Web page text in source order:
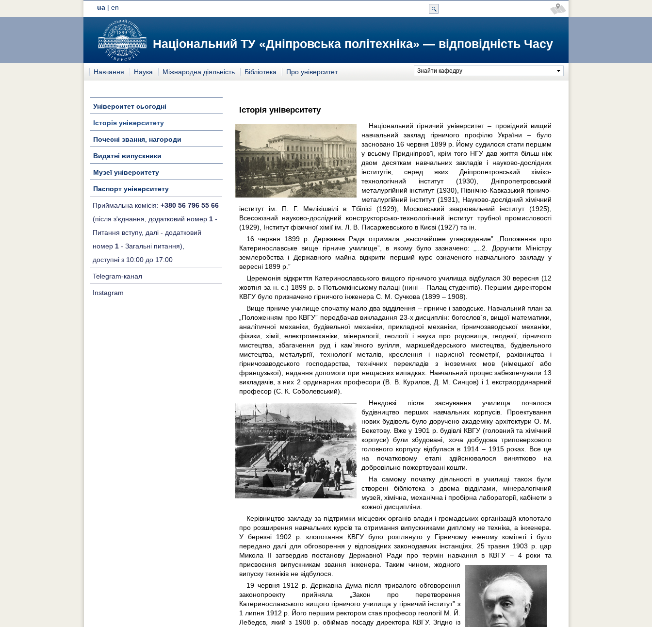
ua| en
Національний ТУ «Дніпровська політехніка» — відповідність Часу
Навчання Наука Міжнародна діяльність Бібліотека Про університет Знайти кафедру
Університет сьогодні
Історія університету
Почесні звання, нагороди
Видатні випускники
Музеї університету
Паспорт університету
Приймальна комісія: +380 56 796 55 66
(після з'єднання, додатковий номер 1 -
Питання вступу, далі - додатковий
номер 1 - Загальні питання),
доступні з 10:00 до 17:00
Telegram-канал
Instagram
Історія університету
Національний гірничий університет – провідний вищий
навчальний заклад гірничого профілю України – було
засновано 16 червня 1899 р. Йому судилося стати першим
у всьому Придніпров’ї, крім того НГУ дав життя більш ніж
двом десяткам навчальних закладів і науково-дослідних
інститутів, серед яких Дніпропетровський хіміко-
технологічний інститут (1930), Дніпропетровський
металургійний інститут (1930), Північно-Кавказький гірничо-
металургійний інститут (1931), Науково-дослідний хімічний
інститут ім. П. Г. Мелікішвілі в Тбілісі (1929), Московський зварювальний інститут (1925),
Всесоюзний науково-дослідний конструкторсько-технологічний інститут трубної промисловості
(1929), Інститут фізичної хімії ім. Л. В. Писаржевського в Києві (1927) та ін.
16 червня 1899 р. Державна Рада отримала „высочайшее утверждение” „Положення про
Катеринославське вище гірниче училище”, в якому було зазначено: „...2. Доручити Міністру
землеробства і Державного майна відкрити перший курс означеного навчального закладу у
вересні 1899 р.”
Церемонія відкриття Катеринославського вищого гірничого училища відбулася 30 вересня (12
жовтня за н. с.) 1899 р. в Потьомкінському палаці (нині – Палац студентів). Першим директором
КВГУ було призначено гірничого інженера С. М. Сучкова (1899 – 1908).
Вище гірниче училище спочатку мало два відділення – гірниче і заводське. Навчальний план за
„Положенням про КВГУ” передбачав викладання 23-х дисциплін: богослов`я, вищої математики,
аналітичної механіки, будівельної механіки, прикладної механіки, гірничозаводської механіки,
фізики, хімії, електромеханіки, мінералогії, геології і науки про родовища, геодезії, гірничого
мистецтва, збагачення руд і кам`яного вугілля, маркшейдерського мистецтва, будівельного
мистецтва, металургії, технології металів, креслення і нарисної геометрії, рахівництва і
гірничозаводського господарства, технічних перекладів з іноземних мов (німецької або
французької), надання допомоги при нещасних випадках. Навчальний процес забезпечували 13
викладачів, з них 2 ординарних професори (В. В. Курилов, Д. М. Синцов) і 1 екстраординарний
професор (С. К. Соболевський).
Невдовзі після заснування училища почалося
будівництво перших навчальних корпусів. Проектування
нових будівель було доручено академіку архітектури О. М.
Бекетову. Вже у 1901 р. будівлі КВГУ (головний та хімічний
корпуси) були збудовані, хоча добудова триповерхового
головного корпусу відбулася в 1914 – 1915 роках. Все це
на початковому етапі здійснювалося винятково на
добровільно пожертвувані кошти.
На самому початку діяльності в училищі також були
створені бібліотека з двома відділами, мінералогічний
музей, хімічна, механічна і пробірна лабораторії, кабінети з
кожної дисципліни.
Керівництво закладу за підтримки місцевих органів влади і громадських організацій клопотало
про розширення навчальних курсів та отримання випускниками диплому не техніка, а інженера.
У березні 1902 р. клопотання КВГУ було розглянуто у Гірничому вченому комітеті і було
передано далі для обговорення у відповідних законодавчих інстанціях. 25 травня 1903 р. цар
Микола ІІ затвердив постанову Державної Ради про термін навчання в КВГУ – 4 роки та
присвоєння випускникам звання інженера.
Таким чином, жодного
випуску техніків не відбулося.
19 червня 1912 р. Державна Дума після тривалого обговорення
законопроекту прийняла „Закон про перетворення
Катеринославського вищого гірничого училища у гірничий інститут” з
1 липня 1912 р. Його першим ректором став професор геології М. Й.
Лебедєв, який з 1908 р. обіймав посаду директора КВГУ. Згідно із